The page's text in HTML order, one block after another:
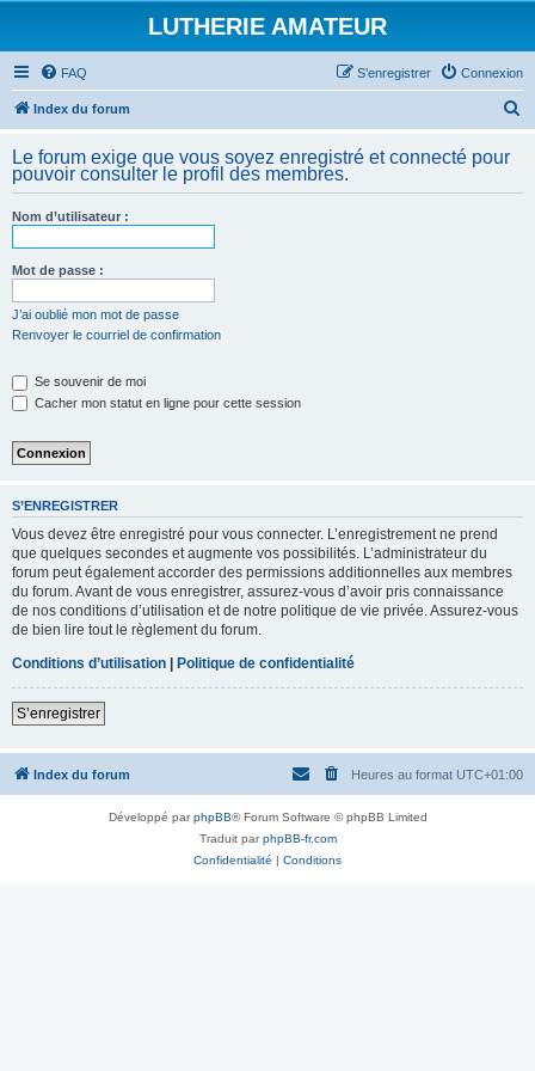
LUTHERIE AMATEUR
FAQ Connexion
S’enregistrer
Index du forum
h
Le forum exige que vous soyez enregistré et connecté pour
pouvoir consulter le profil des membres.
Nom d’utilisateur :
Mot de passe :
J’ai oublié mon mot de passe
Renvoyer le courriel de confirmation
Se souvenir de moi
Cacher mon statut en ligne pour cette session
S’ENREGISTRER
Vous devez être enregistré pour vous connecter. L’enregistrement ne prend
que quelques secondes et augmente vos possibilités. L’administrateur du
forum peut également accorder des permissions additionnelles aux membres
du forum. Avant de vous enregistrer, assurez-vous d’avoir pris connaissance
de nos conditions d’utilisation et de notre politique de vie privée. Assurez-vous
de bien lire tout le règlement du forum.
Conditions d’utilisation | Politique de confidentialité
S’enregistrer
Index du forum Heures au format UTC+01:00
Développé parphpBB® Forum Software © phpBB Limited
Traduit parphpBB-fr.com
Confidentialité | Conditions